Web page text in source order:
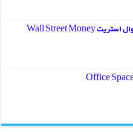
دانلود فیلم سینمایی وال استریت Wall Street Money